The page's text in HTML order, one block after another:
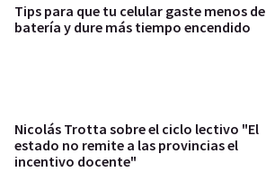
Tips para que tu celular gaste menos de
batería y dure más tiempo encendido
Nicolás Trotta sobre el ciclo lectivo "El
estado no remite a las provincias el
incentivo docente"